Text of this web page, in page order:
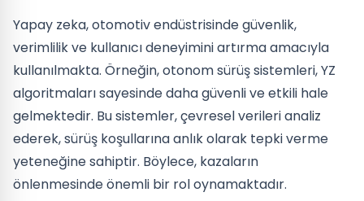
Yapay zeka, otomotiv endüstrisinde güvenlik,
verimlilik ve kullanıcı deneyimini artırma amacıyla
kullanılmakta. Örneğin, otonom sürüş sistemleri, YZ
algoritmaları sayesinde daha güvenli ve etkili hale
gelmektedir. Bu sistemler, çevresel verileri analiz
ederek, sürüş koşullarına anlık olarak tepki verme
yeteneğine sahiptir. Böylece, kazaların
önlenmesinde önemli bir rol oynamaktadır.